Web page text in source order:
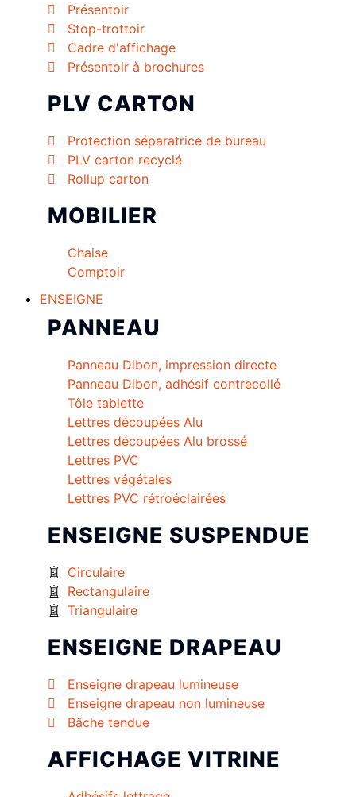
Présentoir
Stop-trottoir
Cadre d'affichage
Présentoir à brochures
PLV CARTON
Protection séparatrice de bureau
PLV carton recyclé
Rollup carton
MOBILIER
Chaise
Comptoir
ENSEIGNE
PANNEAU
Panneau Dibon, impression directe
Panneau Dibon, adhésif contrecollé
Tôle tablette
Lettres découpées Alu
Lettres découpées Alu brossé
Lettres PVC
Lettres végétales
Lettres PVC rétroéclairées
ENSEIGNE SUSPENDUE
Circulaire
Rectangulaire
Triangulaire
ENSEIGNE DRAPEAU
Enseigne drapeau lumineuse
Enseigne drapeau non lumineuse
Bâche tendue
AFFICHAGE VITRINE